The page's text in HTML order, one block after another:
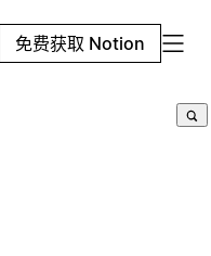
免费获取 Notion